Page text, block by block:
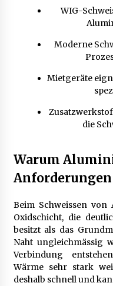
5
WIG-
Moderne
Mietgeräte
die
Warum
Beim Schweissen
Oxidschicht, die
besitzt als das
Naht ungleichmässig
Verbindung
Wärme sehr stark
deshalb schnell und